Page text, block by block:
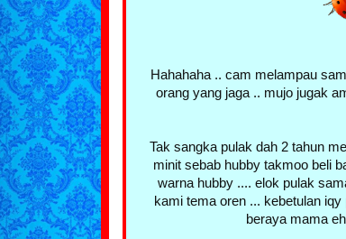
Hahahaha .. cam melampau
orang yang jaga .. mujo jugak
Tak sangka pulak dah 2 tahun
minit sebab hubby takmoo beli
warna hubby .... elok pulak
kami tema oren ... kebetulan
beraya mama